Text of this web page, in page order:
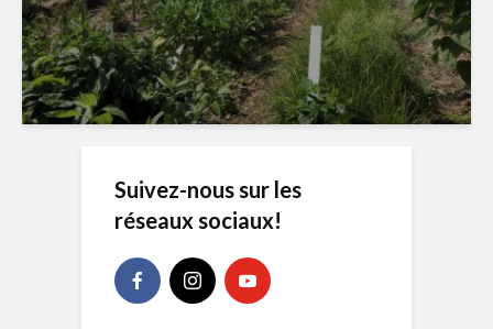
Suivez-nous sur les
réseaux sociaux!